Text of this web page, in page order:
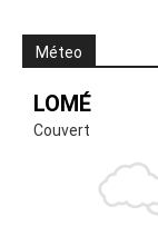
Méteo
LOMÉ
Couvert